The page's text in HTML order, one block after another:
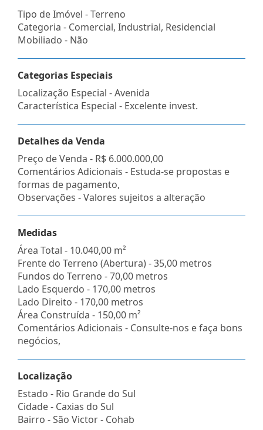
Tipo de Imóvel - Terreno
Categoria - Comercial, Industrial, Residencial
Mobiliado - Não
Categorias Especiais
Localização Especial - Avenida
Característica Especial - Excelente invest.
Detalhes da Venda
Preço de Venda - R$ 6.000.000,00
Comentários Adicionais - Estuda-se propostas e
formas de pagamento,
Observações - Valores sujeitos a alteração
Medidas
Área Total - 10.040,00 m²
Frente do Terreno (Abertura) - 35,00 metros
Fundos do Terreno - 70,00 metros
Lado Esquerdo - 170,00 metros
Lado Direito - 170,00 metros
Área Construída - 150,00 m²
Comentários Adicionais - Consulte-nos e faça bons
negócios,
Localização
Estado - Rio Grande do Sul
Cidade - Caxias do Sul
Bairro -São Victor - Cohab